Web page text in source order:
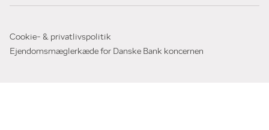
Cookie- & privatlivspolitik
Ejendomsmæglerkæde for Danske Bank koncernen